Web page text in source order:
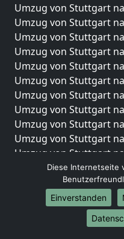
Umzug von Stuttgart
Umzug von Stuttgart
Umzug von Stuttgart
Umzug von Stuttgart
Umzug von Stuttgart
Umzug von Stuttgart
Umzug von Stuttgart
Umzug von Stuttgart
Umzug von Stuttgart
Umzug von Stuttgart
Umzug von Stuttgart
Umzug von Stuttgart
Umzug von Stuttgart
Umzug von Stuttgart
Umzug von Stuttgart
Umzug von Stuttgart
Diese Internetseite
Einverstanden